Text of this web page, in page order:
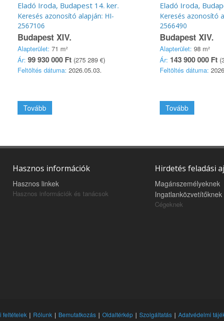
Eladó Iroda, Budapest 14. ker.
Keresés azonosító alapján: HI-
2567106
Budapest XIV.
Alapterület: 71 m²
Ár: 99 930 000 Ft(275 289 €)
Feltöltés dátuma: 2026.05.03.
Tovább
Eladó Iroda,
Keresés azonosító
2566490
Budapest XIV.
Alapterület: 98 m²
Ár: 143 900 000 Ft
Feltöltés dátuma:
Tovább
Hasznos információk
Hasznos linkek
Hasznos információk és tanácsok
Hirdetés feladási
Magánszemélyeknek
Ingatlanközvetítőknek
Cégeknek
feltételek Rólunk Bemutatkozás Oldaltérkép Szolgáltatás Adatvédelmi